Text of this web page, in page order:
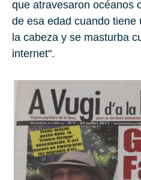
que atravesaron océanos
de esa edad cuando tiene
la cabeza y se masturba
internet".